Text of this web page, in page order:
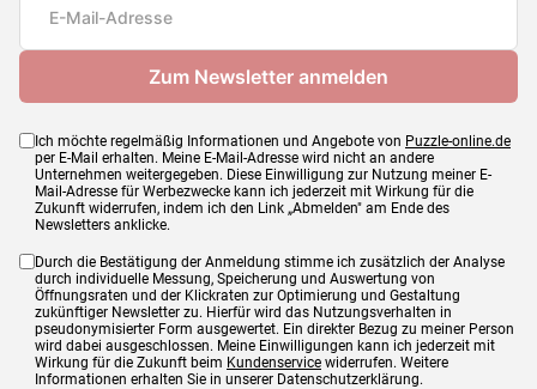
Ich möchte regelmäßig Informationen und Angebote von Puzzle-online.de
per E-Mail erhalten. Meine E-Mail-Adresse wird nicht an andere
Unternehmen weitergegeben. Diese Einwilligung zur Nutzung meiner E-
Mail-Adresse für Werbezwecke kann ich jederzeit mit Wirkung für die
Zukunft widerrufen, indem ich den Link „Abmelden" am Ende des
Newsletters anklicke.
Durch die Bestätigung der Anmeldung stimme ich zusätzlich der Analyse
durch individuelle Messung, Speicherung und Auswertung von
Öffnungsraten und der Klickraten zur Optimierung und Gestaltung
zukünftiger Newsletter zu. Hierfür wird das Nutzungsverhalten in
pseudonymisierter Form ausgewertet. Ein direkter Bezug zu meiner Person
wird dabei ausgeschlossen. Meine Einwilligungen kann ich jederzeit mit
Wirkung für die Zukunft beim Kundenservice widerrufen. Weitere
Informationen erhalten Sie in unserer Datenschutzerklärung.